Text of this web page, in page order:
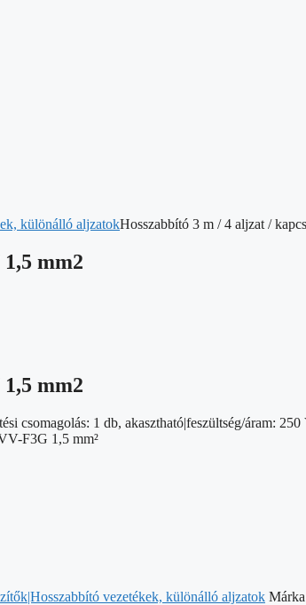
különálló aljzatokHosszabbító 3 m / 4 aljzat /
mm2
mm2
csomagolás: 1 db, akasztható|feszültség/áram:
F3G 1,5 mm²
vezetékek, különálló aljzatok